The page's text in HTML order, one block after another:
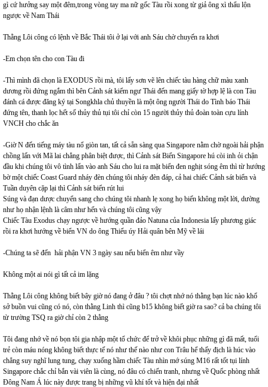
gì cứ hưởng say một đêm,trong vòng tay ma nữ gốc Tàu rồi xong từ giả ông xì thẩu lộn
ngược về Nam Thái
Thằng Lôi công có lệnh về Bắc Thái tôi ở lại với anh Sáu chờ chuyến ra khơi
-Em chọn tên cho con Tàu đi
-Thì mình đã chọn là EXODUS rồi mà, tôi lấy sơn vẽ lên chiếc tàu hàng chữ màu xanh
dương rồi đứng ngắm thì bên Cảnh sát kiểm ngư Thái đến mang giấy tờ hợp lệ là con Tàu
đánh cá được đăng ký tại Songkhla chủ thuyền là một ông người Thái do Tình báo Thái
đứng tên, thanh lọc hết số thủy thủ tụi tôi chỉ còn 15 người thủy thủ đoàn toàn cựu lính
VNCH cho chắc ăn
-Giờ N đến tiếng máy tàu nổ giòn tan, tất cả sẵn sàng qua Singapore nằm chờ ngoài hải phận
chồng lấn với Mã lai chẳng phân biệt được, thì Cảnh sát Biển Singapore hú còi inh ỏi chận
đầu khi chúng tôi vô tình lấn vào anh Sáu cho lui ra mặt biển đen nghịt sóng êm thì từ hướng
bờ một chiếc Coast Guard nháy đèn chúng tôi nháy đèn đáp, cả hai chiếc Cảnh sát biển và
Tuần duyên cặp lại thì Cảnh sát biển rút lui
Súng và đạn dược chuyển sang cho chúng tôi nhanh lẹ xong họ biến không một lời, dường
như họ nhận lệnh là câm như hến và chúng tôi cũng vậy
Chiếc Tàu Exodus chạy ngược về hướng quần đảo Natuna của Indonesia lấy phương giác
rồi ra khơi hướng về biển VN do ông Thiếu úy Hải quân bên Mỹ về lái
-Chúng ta sẽ đến hải phận VN 3 ngày sau nếu biển êm như vầy
Không một ai nói gì tất cả im lặng
Thằng Lôi công không biết bây giờ nó đang ở đâu ? tôi chợt nhớ nó thằng bạn lúc nào khổ
sở buồn vui cũng có nó, còn thằng Linh thì cũng b15 không biết giờ ra sao? cả ba chúng tôi
từ trường TSQ ra giờ chỉ còn 2 thằng
Tôi đang nhớ về nó bọn tôi gia nhập một tổ chức để trở về khôi phục những gì đã mất, tuổi
trẻ còn máu nóng không biết thực tế nó như thế nào như con Trâu hể thấy địch là húc vào
chẳng suy nghĩ lung tung, chạy xuống hầm chiếc Tàu nhìn mớ súng M16 rất tốt tụi lính
Singapore chắc chỉ bắn vài viên là cùng, nó đâu có chiến tranh, nhưng về Quốc phòng nhất
Đông Nam Á lúc này được trang bị những vũ khí tốt và hiện đại nhất